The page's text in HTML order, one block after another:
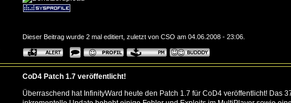
Dieser Beitrag wurde 2 mal editiert, zuletzt von CSO am 04.06.2008 - 23:06.
CoD4 Patch 1.7 veröffentlicht!
Überraschend hat InfinityWard heute den Patch 1.7 für CoD4 veröffentlicht! Das